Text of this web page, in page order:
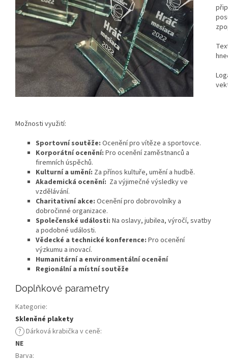
Možnosti využití:
Sportovní soutěže: Ocenění pro vítěze a sportovce.
Korporátní ocenění: Pro ocenění zaměstnanců a
firemních úspěchů.
Kulturní a umění: Za přínos kultuře, umění a hudbě.
Akademická ocenění: Za výjimečné výsledky ve
vzdělávání.
Charitativní akce: Ocenění pro dobrovolníky a
dobročinné organizace.
Společenské události: Na oslavy, jubilea, výročí, svatby
a podobné události.
Vědecké a technické konference: Pro ocenění
výzkumu a inovací.
Humanitární a environmentální ocenění
Regionální a místní soutěže
Doplňkové parametry
Kategorie:
Skleněné plakety
? Dárková krabička v ceně:
NE
Barva: